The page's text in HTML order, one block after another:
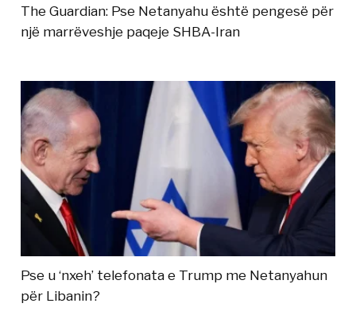
The Guardian: Pse Netanyahu është pengesë për
një marrëveshje paqeje SHBA-Iran
Pse u ‘nxeh’ telefonata e Trump me Netanyahun
për Libanin?